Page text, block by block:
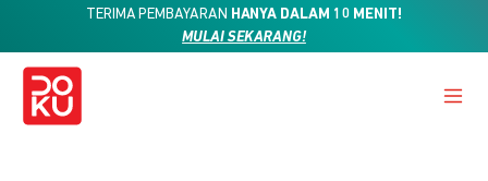
TERIMA PEMBAYARAN HANYA DALAM 10 MENIT!
MULAI SEKARANG!